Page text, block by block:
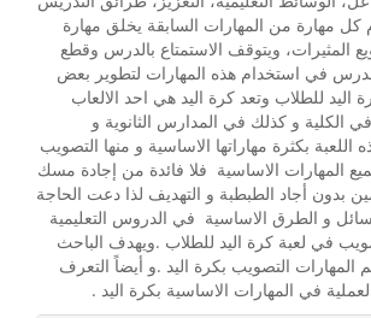
كل مهارة من المهارات السابقة يخلق مهارة
المثيرات، ويتوقف الاستمتاع بالدرس وقطع
في استخدام هذه المهارات لتطوير بعض
اليد للطلاب وتعد كرة اليد هي احد الالعاب
الكلية و كذلك في المدارس الثانوية و
اللعبة بكثرة مهاراتها الاساسية و منها التصويب
المهارات الاساسية فلا فائدة من إجادة مسك
بدون أجاد الطبطبة و التهديف لذا دعت الحاجة
و الطرق الاساسية في الدروس التعليمية
في لعبة كرة اليد للطلاب .ويهدف الباحث
التصويب بكرة اليد .و أيضاً التعرف
في المهارات الاساسية بكرة اليد .